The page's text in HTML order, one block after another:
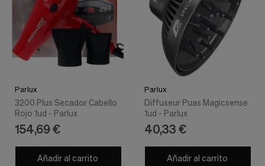
Parlux
3200 Plus Secador Cabello
Rojo 1ud - Parlux
154,69 €
Añadir al carrito
Parlux
Diffuseur Puas Magicsense
1ud - Parlux
40,33 €
Añadir al carrito